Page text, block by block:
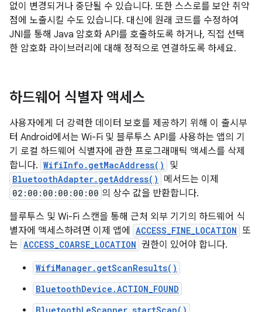
없이 변경되거나 중단될 수 있습니다. 또한 스스로를 보안 취약
점에 노출시킬 수도 있습니다. 대신에 원래 코드를 수정하여
JNI를 통해 Java 암호화 API를 호출하도록 하거나, 직접 선택
한 암호화 라이브러리에 대해 정적으로 연결하도록 하세요.
하드웨어 식별자 액세스
사용자에게 더 강력한 데이터 보호를 제공하기 위해 이 출시부
터 Android에서는 Wi-Fi 및 블루투스 API를 사용하는 앱의 기
기 로컬 하드웨어 식별자에 관한 프로그래매틱 액세스를 삭제
합니다. WifiInfo.getMacAddress() 및
BluetoothAdapter.getAddress() 메서드는 이제
02:00:00:00:00:00 의 상수 값을 반환합니다.
블루투스 및 Wi-Fi 스캔을 통해 근처 외부 기기의 하드웨어 식
별자에 액세스하려면 이제 앱에
ACCESS_FINE_LOCATION 또
는 ACCESS_COARSE_LOCATION 권한이 있어야 합니다.
WifiManager.getScanResults()
BluetoothDevice.ACTION_FOUND